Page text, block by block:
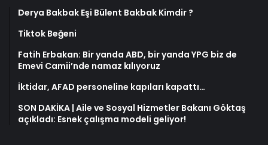
Derya Bakbak Eşi Bülent Bakbak Kimdir ?
Tiktok Beğeni
Fatih Erbakan: Bir yanda ABD, bir yanda YPG biz de
Emevi Camii’nde namaz kılıyoruz
İktidar, AFAD personeline kapıları kapattı…
SON DAKİKA | Aile ve Sosyal Hizmetler Bakanı Göktaş
açıkladı: Esnek çalışma modeli geliyor!